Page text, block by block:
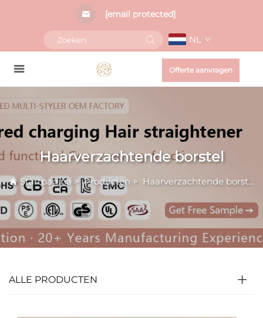
[email protected]
NL
Offerte aanvragen
Haarverzachtende borstel
Startpagina >Producten > Haarverzachtende borstel
ALLE PRODUCTEN